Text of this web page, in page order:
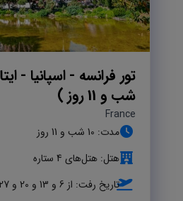
شب و 11 روز )
France
مدت: 10 شب و 11 روز
هتل: هتل‌های 4 ستاره
تاریخ رفت: از 6 و 13 و 20 و 27 مرداد